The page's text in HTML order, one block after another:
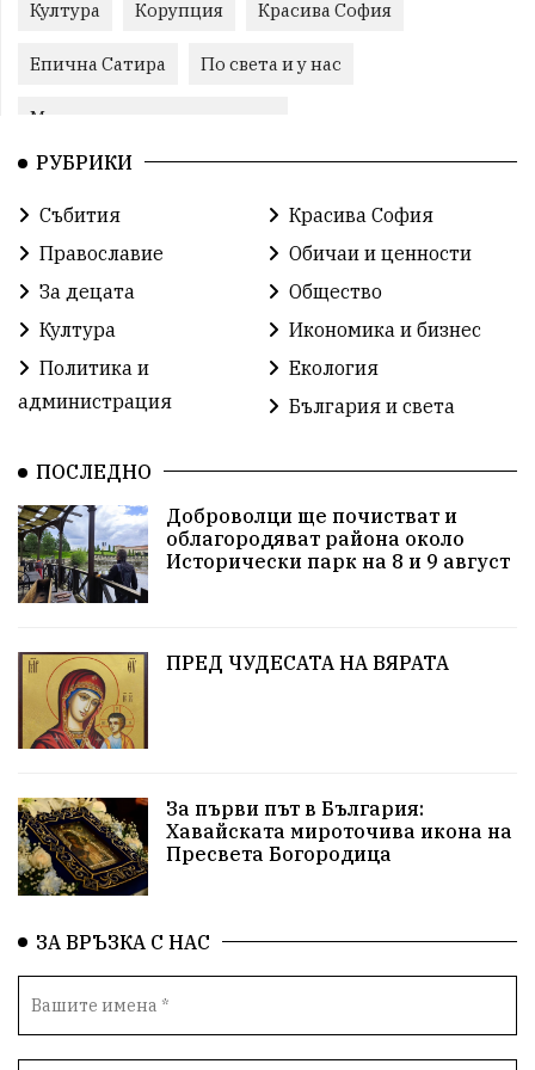
Култура Корупция Красива София
Епична Сатира По света и у нас
Международни отношения
конституционен съд
българската общност Исторически парк
Доброволци Слатина
Икономика Красива България измама
Европа Актуално Туризъм Бизнес
абсурд Здравословно хранене
Коледа Чиста София
Софийски общински съвет
Общински съвет Величие Финландия
Образование Борисов Кольо Парамов
Автопоход Костинброд
Столичен общински съвет Маратон кауза
РУБРИКИ
Събития
Красива София
Православие
Обичаи и ценности
За децата
Общество
Култура
Икономика и бизнес
Политика и
администрация
Екология
България и света
ПОСЛЕДНО
Доброволци ще почистват и
облагородяват района около
Исторически парк на 8 и 9 август
ПРЕД ЧУДЕСАТА НА ВЯРАТА
За първи път в България:
Хавайската мироточива икона на
Пресвета Богородица
ЗА ВРЪЗКА С НАС